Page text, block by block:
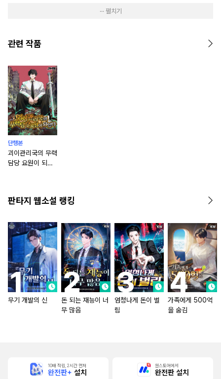
··· 펼치기
관련 작품
단행본
괴이관리국의 무력
담당 요원이 되었
판타지 웹소설 랭킹
무기 개발의 신
돈 되는 재능이 너
무 많음
엄청나게 돈이 벌
림
가족에게 500억
을 숨김
10배 적립, 2시간 먼저
완전판+ 설치
원스토어에서
완전판 설치